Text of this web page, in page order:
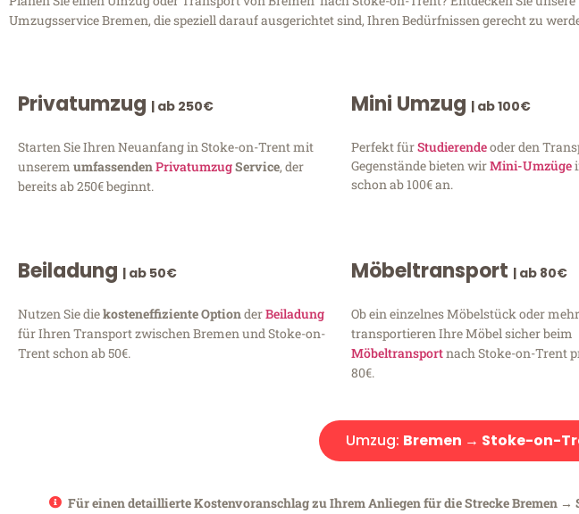
Umzugsservice Bremen, die speziell darauf ausgerichtet sind, Ihren Bedürfnissen gerecht zu
Privatumzug | ab 250€
Starten Sie Ihren Neuanfang in Stoke-on-Trent mit
unserem umfassendenPrivatumzugService, der
bereits ab 250€ beginnt.
Mini Umzug | ab 100€
Perfekt fürStudierendeoder den
Gegenstände bieten wirMini-Umzüge
schon ab 100€ an.
Beiladung | ab 50€
Nutzen Sie diekosteneffiziente OptionderBeiladung
für Ihren Transport zwischen Bremen und Stoke-on-
Trent schon ab 50€.
Möbeltransport | ab 80€
Ob ein einzelnes Möbelstück oder
transportieren Ihre Möbel sicher beim
Möbeltransportnach Stoke-on-Trent
80€.
Umzug: Bremen → Stoke-on-
Für einen detaillierte Kostenvoranschlag zu Ihrem Anliegen für die Strecke Bremen